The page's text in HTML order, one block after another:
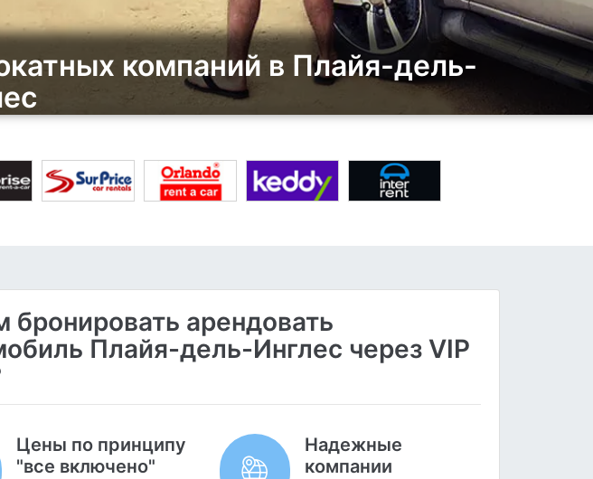
компаний в Плайя-дель-
бронировать арендовать
Плайя-дель-Инглес через VIP
Цены по принципу
"все включено"
Надежные
компании